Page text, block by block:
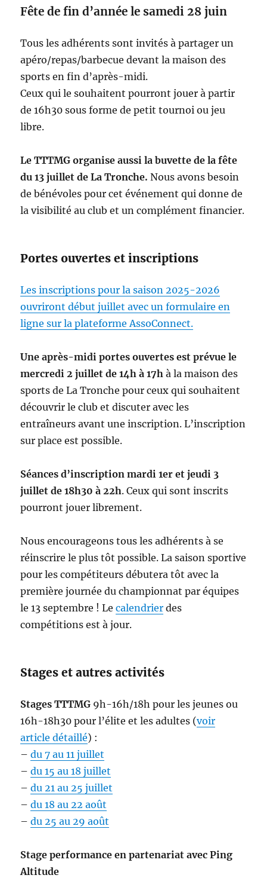
Fête de fin d’année le samedi 28 juin
Tous les adhérents sont invités à partager un
apéro/repas/barbecue devant la maison des
sports en fin d’après-midi.
Ceux qui le souhaitent pourront jouer à partir
de 16h30 sous forme de petit tournoi ou jeu
libre.
Le TTTMG organise aussi la buvette de la fête
du 13 juillet de La Tronche. Nous avons besoin
de bénévoles pour cet événement qui donne de
la visibilité au club et un complément financier.
Portes ouvertes et inscriptions
Les inscriptions pour la saison 2025-2026
ouvriront début juillet avec un formulaire en
ligne sur la plateforme AssoConnect.
Une après-midi portes ouvertes est prévue le
mercredi 2 juillet de 14h à 17h à la maison des
sports de La Tronche pour ceux qui souhaitent
découvrir le club et discuter avec les
entraîneurs avant une inscription. L’inscription
sur place est possible.
Séances d’inscription mardi 1er et jeudi 3
juillet de 18h30 à 22h. Ceux qui sont inscrits
pourront jouer librement.
Nous encourageons tous les adhérents à se
réinscrire le plus tôt possible. La saison sportive
pour les compétiteurs débutera tôt avec la
première journée du championnat par équipes
le 13 septembre ! Lecalendrier des
compétitions est à jour.
Stages et autres activités
Stages TTTMG 9h-16h/18h pour les jeunes ou
16h-18h30 pour l’élite et les adultes (voir
article détaillé) :
–du 7 au 11 juillet
–du 15 au 18 juillet
–du 21 au 25 juillet
–du 18 au 22 août
–du 25 au 29 août
Stage performance en partenariat avec Ping
Altitude